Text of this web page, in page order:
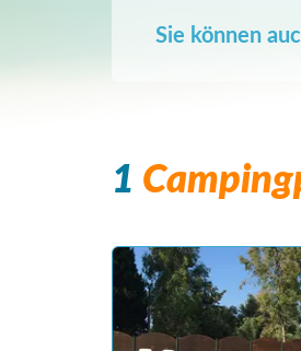
Sie können
1